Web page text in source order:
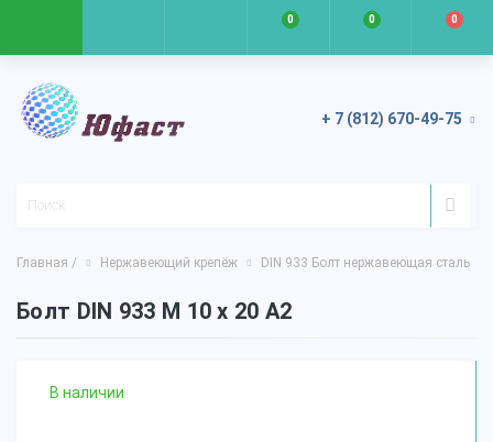
0 0 0
+ 7 (812) 670-49-75
Главная / Нержавеющий крепёж DIN 933 Болт нержавеющая сталь
Болт DIN 933 М 10 х 20 А2
В наличии